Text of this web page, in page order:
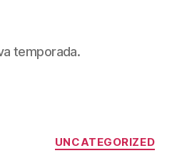
temporada.
Categorías
UNCATEGORIZED